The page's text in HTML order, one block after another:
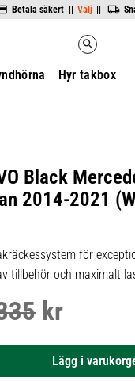
Betala säkert || Välj ||
search
Hyr takbox
Black
2014-2021
för
tillbehör och maximalt
pris:
kr